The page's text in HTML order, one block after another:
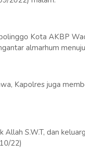
Kota AKBP
almarhum
Kapolres juga
S.W.T, dan
22)